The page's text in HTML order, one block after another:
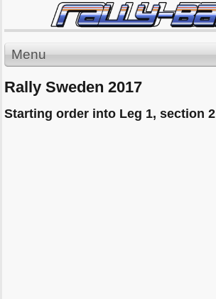
Menu
Rally Sweden 2017
Starting order into Leg 1, section 2